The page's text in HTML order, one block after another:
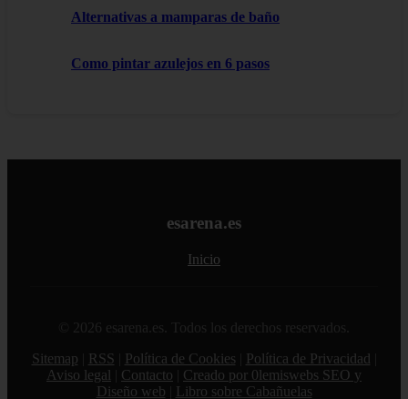
Alternativas a mamparas de baño
Como pintar azulejos en 6 pasos
esarena.es
Inicio
© 2026 esarena.es. Todos los derechos reservados.
Sitemap
RSS Política de Cookies Política de Privacidad
Aviso legal
Contacto
Creado por 0lemiswebs SEO y
Diseño web
Libro sobre Cabañuelas